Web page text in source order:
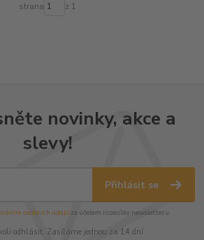
strana z 1
novinky, akce a
slevy!
Přihlásit se
osobních údajůza účelem rozesílky newsletteru.
odhlásit. Zasíláme jednou za 14 dní.